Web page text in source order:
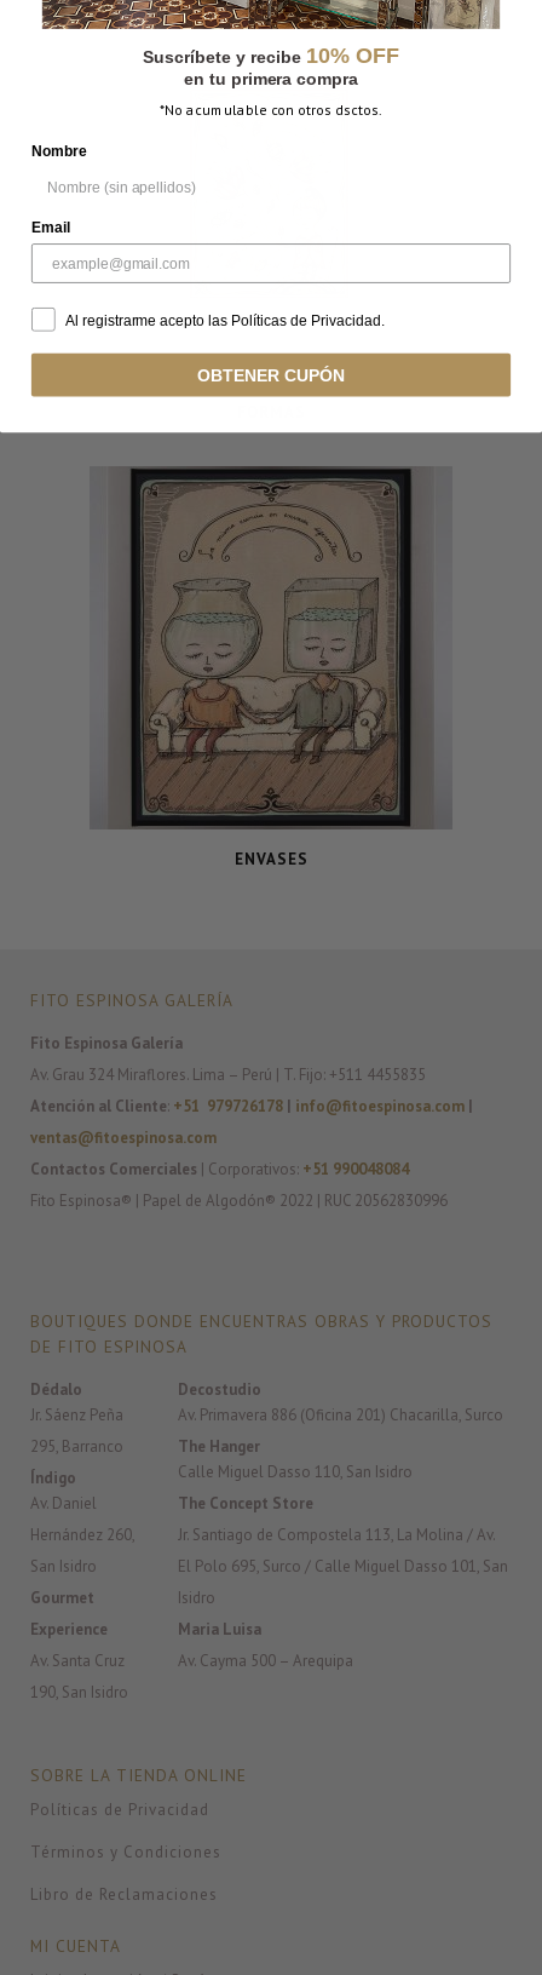
ENVASES
FITO ESPINOSA GALERÍA
Fito Espinosa Galería
Av. Grau 324 Miraflores. Lima – Perú | T. Fijo: +511 4455835
Atención al Cliente: +51 979726178 info@fitoespinosa.com
ventas@fitoespinosa.com
Contactos Comerciales
| Corporativos: +51 990048084
Fito Espinosa® | Papel de Algodón® 2022 | RUC 20562830996
BOUTIQUES DONDE ENCUENTRAS OBRAS Y PRODUCTOS
DE FITO ESPINOSA
Dédalo
Jr. Sáenz Peña
295, Barranco
Índigo
Av. Daniel
Hernández 260,
San Isidro
Gourmet
Experience
Av. Santa Cruz
190, San Isidro
Decostudio
Av. Primavera 886 (Oficina 201) Chacarilla, Surco
The Hanger
Calle Miguel Dasso 110, San Isidro
The Concept Store
Jr. Santiago de Compostela 113, La Molina / Av.
El Polo 695, Surco / Calle Miguel Dasso 101, San
Isidro
Maria Luisa
Av. Cayma 500 – Arequipa
SOBRE LA TIENDA ONLINE
Políticas de Privacidad
Términos y Condiciones
Libro de Reclamaciones
MI CUENTA
Suscríbete y recibe 10% OFF
en tu primera compra
*No acumulable con otros dsctos.
Nombre
Email
Al registrarme acepto las Políticas de Privacidad.
OBTENER CUPÓN